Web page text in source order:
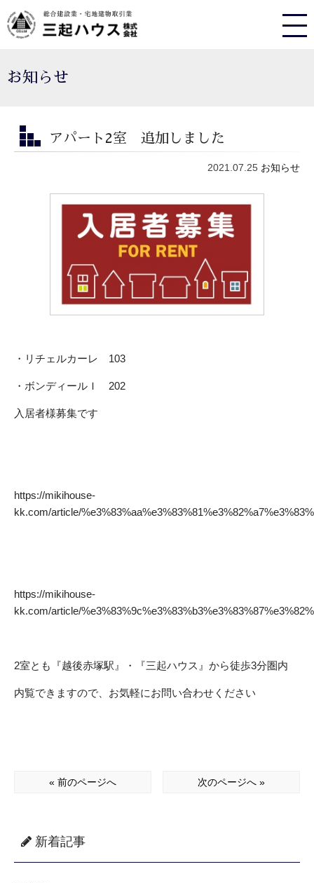
お知らせ
アパート2室 追加しました
2021.07.25 お知らせ
・リチェルカーレ 103
・ボンディールＩ 202
入居者様募集です
https://mikihouse-
kk.com/article/
https://mikihouse-
kk.com/article/
2室とも『越後赤塚駅』・『三起ハウス』から徒歩3分圏内
内覧できますので、お気軽にお問い合わせください
« 前のページへ 次のページへ »
新着記事